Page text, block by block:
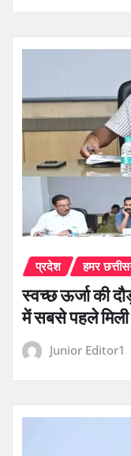
प्रदेश हमर
स्वच्छ ऊर्जा की
में सबसे पहले मिली
Junior Editor1